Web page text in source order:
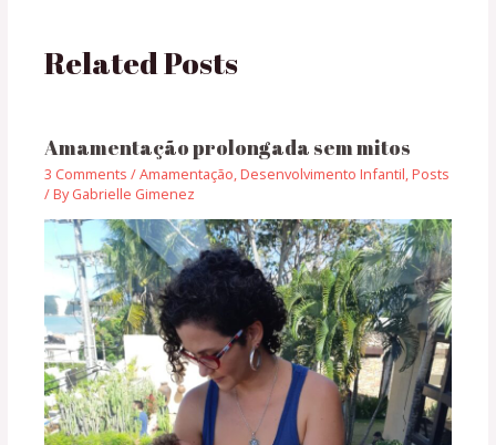
Related Posts
Amamentação prolongada sem mitos
3 Comments /Amamentação, Desenvolvimento Infantil, Posts
/ ByGabrielle Gimenez